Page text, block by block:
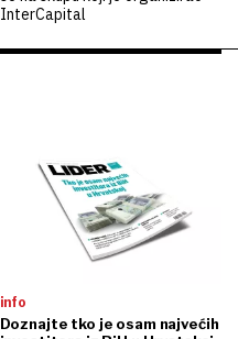
InterCapital
info
Doznajte tko je osam najvećih